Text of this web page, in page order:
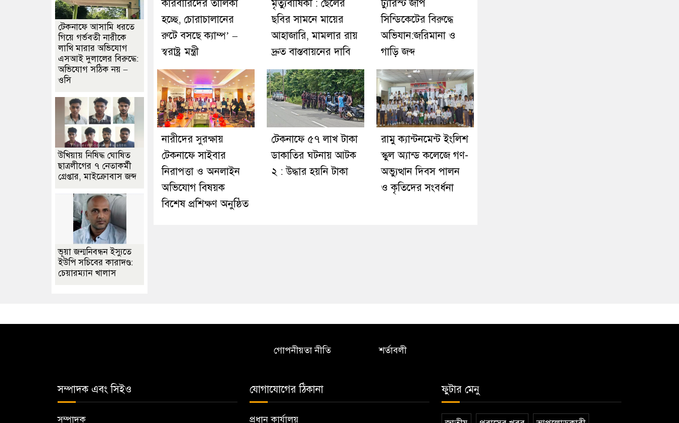
কারবারিদের তালিকা
হচ্ছে, চোরাচালানের
রুটে বসছে ক্যাম্প’ –
স্বরাষ্ট্র মন্ত্রী
মৃত্যুবার্ষিকী : ছেলের
ছবির সামনে মায়ের
আহাজারি, মামলার রায়
দ্রুত বাস্তবায়নের দাবি
ট্যুরিস্ট জীপ
সিন্ডিকেটের বিরুদ্ধে
অভিযান:জরিমানা ও
গাড়ি জব্দ
নারীদের সুরক্ষায়
টেকনাফে সাইবার
নিরাপত্তা ও অনলাইন
অভিযোগ বিষয়ক
বিশেষ প্রশিক্ষণ অনুষ্ঠিত
টেকনাফে ৫৭ লাখ টাকা
ডাকাতির ঘটনায় আটক
২ : উদ্ধার হয়নি টাকা
রামু ক্যান্টনমেন্ট ইংলিশ
স্কুল অ্যান্ড কলেজে গণ-
অভ্যুত্থান দিবস পালন
ও কৃতিদের সংবর্ধনা
টেকনাফে আসামি ধরতে
গিয়ে গর্ভবতী নারীকে
লাথি মারার অভিযোগ
এসআই দুলালের বিরুদ্ধে:
অভিযোগ সঠিক নয় –
ওসি
উখিয়ায় নিষিদ্ধ ঘোষিত
ছাত্রলীগের ৭ নেতাকর্মী
গ্রেপ্তার, মাইক্রোবাস জব্দ
ভূয়া জন্মনিবন্ধন ইস্যুতে
ইউপি সচিবের কারাদণ্ড:
চেয়ারম্যান খালাস
গোপনীয়তা নীতি শর্তাবলী
সম্পাদক এবং সিইও
সম্পাদক
যোগাযোগের ঠিকানা
প্রধান কার্যালয়
ফুটার মেনু